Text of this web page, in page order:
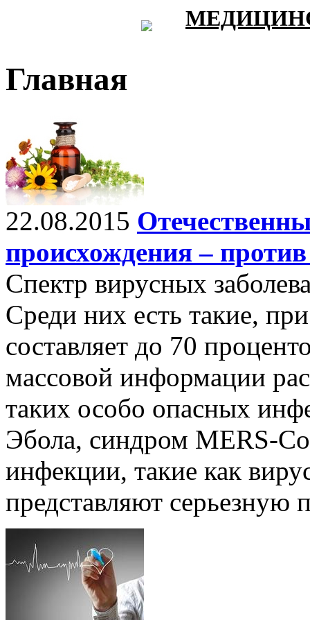
Главная
22.08.2015
происхождения –
Спектр вирусных
Среди них есть такие,
составляет до 70
массовой информации
таких особо опасных
Эбола, синдром MERS-
инфекции, такие как
представляют серьезную